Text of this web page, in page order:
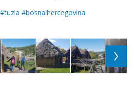
#bosnaihercegovina